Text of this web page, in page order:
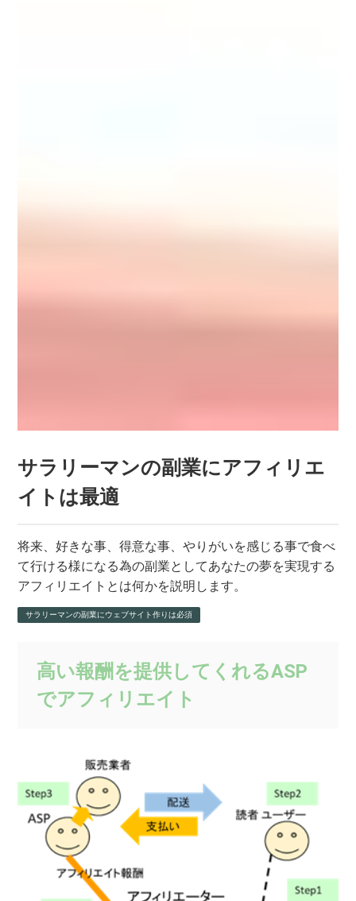
サラリーマンの副業にアフィリエ
イトは最適
将来、好きな事、得意な事、やりがいを感じる事で食べ
て行ける様になる為の副業としてあなたの夢を実現する
アフィリエイトとは何かを説明します。
サラリーマンの副業にウェブサイト作りは必須
高い報酬を提供してくれるASP
でアフィリエイト